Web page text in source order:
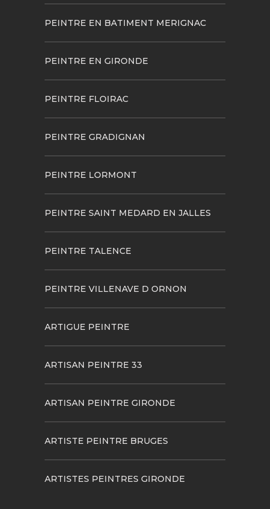
PEINTRE EN BATIMENT MERIGNAC
PEINTRE EN GIRONDE
PEINTRE FLOIRAC
PEINTRE GRADIGNAN
PEINTRE LORMONT
PEINTRE SAINT MEDARD EN JALLES
PEINTRE TALENCE
PEINTRE VILLENAVE D ORNON
ARTIGUE PEINTRE
ARTISAN PEINTRE 33
ARTISAN PEINTRE GIRONDE
ARTISTE PEINTRE BRUGES
ARTISTES PEINTRES GIRONDE